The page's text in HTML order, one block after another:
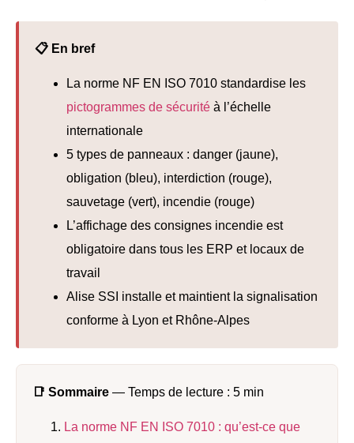
📋 En bref
La norme NF EN ISO 7010 standardise les
pictogrammes de sécurité à l’échelle
internationale
5 types de panneaux : danger (jaune),
obligation (bleu), interdiction (rouge),
sauvetage (vert), incendie (rouge)
L’affichage des consignes incendie est
obligatoire dans tous les ERP et locaux de
travail
Alise SSI installe et maintient la signalisation
conforme à Lyon et Rhône-Alpes
📑 Sommaire — Temps de lecture : 5 min
La norme NF EN ISO 7010 : qu’est-ce que